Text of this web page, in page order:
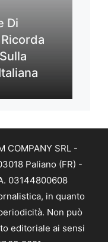
Di
COMPANY SRL -
Paliano (FR) -
03144800608
in quanto
Non può
editoriale ai sensi